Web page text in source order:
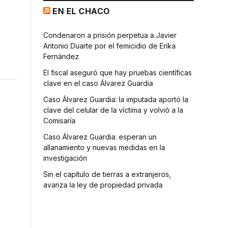
EN EL CHACO
Condenaron a prisión perpetua a Javier
Antonio Duarte por el femicidio de Erika
Fernández
El fiscal aseguró que hay pruebas científicas
clave en el caso Álvarez Guardia
Caso Álvarez Guardia: la imputada aportó la
clave del celular de la víctima y volvió a la
Comisaría
Caso Álvarez Guardia: esperan un
allanamiento y nuevas medidas en la
investigación
Sin el capítulo de tierras a extranjeros,
avanza la ley de propiedad privada